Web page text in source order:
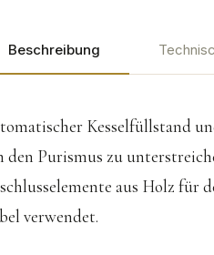
Beschreibung
Kesselfüllstand
den Purismus zu
aus Holz für
verwendet.